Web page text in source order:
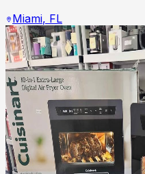
Miami, FL